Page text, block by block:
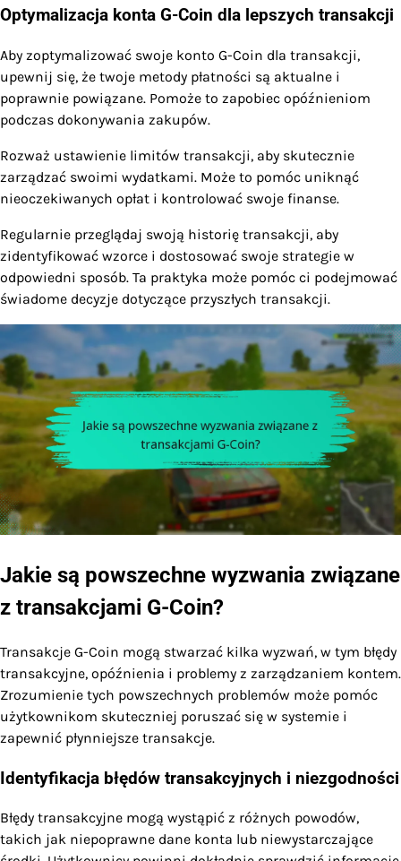
Optymalizacja konta G-Coin dla lepszych transakcji
Aby zoptymalizować swoje konto G-Coin dla transakcji,
upewnij się, że twoje metody płatności są aktualne i
poprawnie powiązane. Pomoże to zapobiec opóźnieniom
podczas dokonywania zakupów.
Rozważ ustawienie limitów transakcji, aby skutecznie
zarządzać swoimi wydatkami. Może to pomóc uniknąć
nieoczekiwanych opłat i kontrolować swoje finanse.
Regularnie przeglądaj swoją historię transakcji, aby
zidentyfikować wzorce i dostosować swoje strategie w
odpowiedni sposób. Ta praktyka może pomóc ci podejmować
świadome decyzje dotyczące przyszłych transakcji.
Jakie są powszechne wyzwania związane
z transakcjami G-Coin?
Transakcje G-Coin mogą stwarzać kilka wyzwań, w tym błędy
transakcyjne, opóźnienia i problemy z zarządzaniem kontem.
Zrozumienie tych powszechnych problemów może pomóc
użytkownikom skuteczniej poruszać się w systemie i
zapewnić płynniejsze transakcje.
Identyfikacja błędów transakcyjnych i niezgodności
Błędy transakcyjne mogą wystąpić z różnych powodów,
takich jak niepoprawne dane konta lub niewystarczające